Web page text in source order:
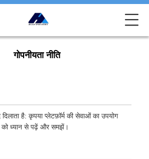
गोपनीयता नीति
है: कृपया प्लेटफ़ॉर्म की सेवाओं का उपयोग
ध्यान से पढ़ें और समझें।